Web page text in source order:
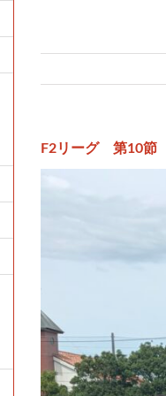
F2リーグ 第10節